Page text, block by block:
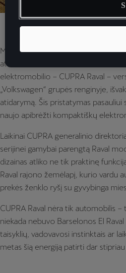
Miuncheno automobilių parodoje
atsidūrė dėmesio centre, kai
elektromobilio – CUPRA Raval –
„Volkswagen“ grupės renginyje,
atidarymą. Šis pristatymas
naujo apibrėžti kompaktiškų
Laikinai CUPRA generalinio
serijinei gamybai parengtą Raval
dizainas atliko ne tik praktinę
Raval rajono žemėlapį, kurio vardu
prekės ženklo ryšį su gyvybinga
CUPRA Raval nėra tik automobilis
niekada nebuvo Barselonos El
taisyklių, vadovavosi instinktais ar
metas šią energiją patirti dar